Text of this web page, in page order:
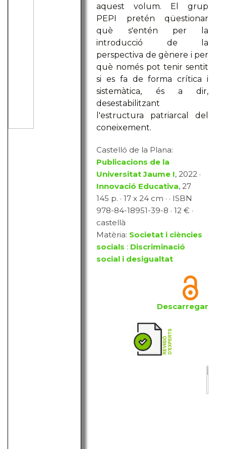
aquest volum. El grup
PEPI pretén qüestionar
què s'entén per la
introducció de la
perspectiva de gènere i per
què només pot tenir sentit
si es fa de forma crítica i
sistemàtica, és a dir,
desestabilitzant
l'estructura patriarcal del
coneixement.
Castelló de la Plana:
Publicacions de la
Universitat Jaume I, 2022 ·
Innovació Educativa, 27
145 p. · 17 x 24 cm · · ISBN
978-84-18951-39-8 · 12 € ·
castellà
Matèria: Societat i ciències
socials : Discriminació
social i desigualtat
Descarregar